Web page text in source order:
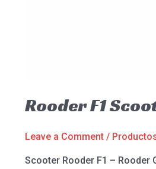
Rooder F1
Leave a Comment /
Scooter Rooder F1 – Rooder